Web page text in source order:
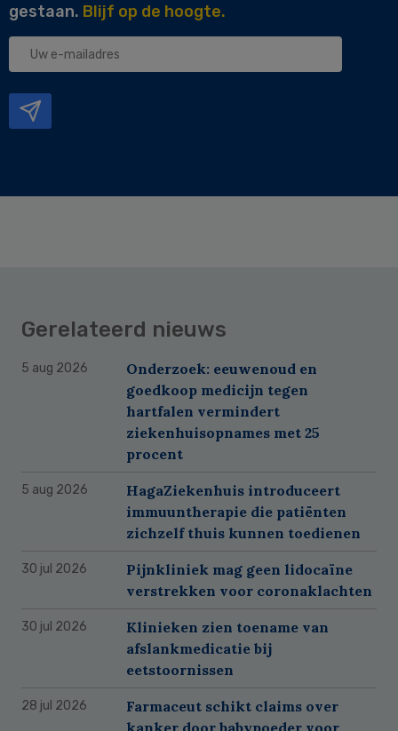
gestaan. Blijf op de hoogte.
Uw
Gerelateerd nieuws
5 aug 2026
Onderzoek: eeuwenoud en
goedkoop medicijn tegen
hartfalen vermindert
ziekenhuisopnames met 25
procent
5 aug 2026
HagaZiekenhuis introduceert
immuuntherapie die patiënten
zichzelf thuis kunnen toedienen
30 jul 2026
Pijnkliniek mag geen lidocaïne
verstrekken voor coronaklachten
30 jul 2026
Klinieken zien toename van
afslankmedicatie bij
eetstoornissen
28 jul 2026
Farmaceut schikt claims over
kanker door babypoeder voor